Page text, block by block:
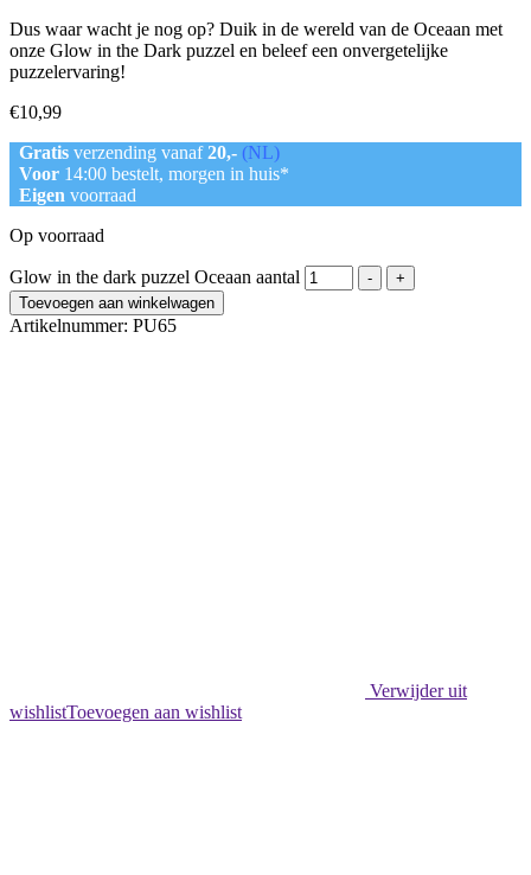
Dus waar wacht je nog op? Duik in de wereld van de Oceaan met
onze Glow in the Dark puzzel en beleef een onvergetelijke
puzzelervaring!
€10,99
Gratis verzending vanaf20,- (NL)
Voor 14:00 bestelt, morgen in huis*
Eigen voorraad
Op voorraad
Glow in the dark puzzel Oceaan aantal -
+
Toevoegen aan winkelwagen
Artikelnummer: PU65
Verwijder uit
wishlistToevoegen aan wishlist